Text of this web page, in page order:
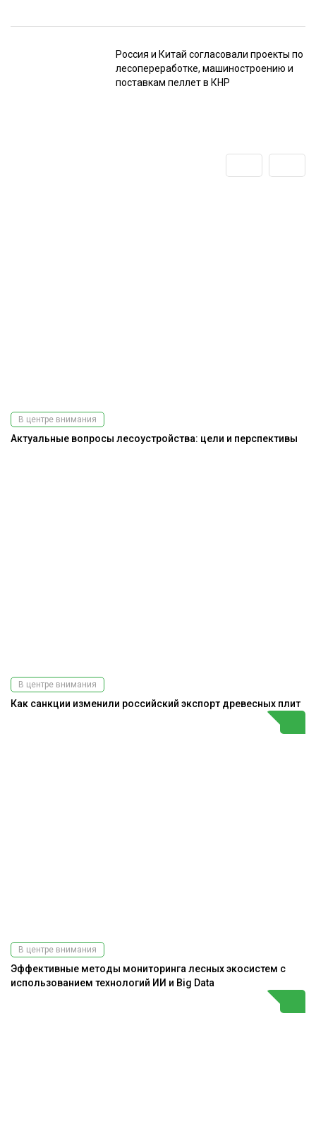
Россия и Китай согласовали проекты по
лесопереработке, машиностроению и
поставкам пеллет в КНР
В центре внимания
Актуальные вопросы лесоустройства: цели и перспективы
В центре внимания
Как санкции изменили российский экспорт древесных плит
В центре внимания
Эффективные методы мониторинга лесных экосистем с
использованием технологий ИИ и Big Data